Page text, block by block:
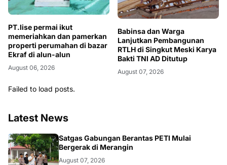
PT.lise permai ikut
memeriahkan dan pamerkan
properti perumahan di bazar
Ekraf di alun-alun
August 06, 2026
Babinsa dan Warga
Lanjutkan Pembangunan
RTLH di Singkut Meski Karya
Bakti TNI AD Ditutup
August 07, 2026
Failed to load posts.
Latest News
BANGKO
Satgas Gabungan Berantas PETI Mulai
Bergerak di Merangin
August 07, 2026